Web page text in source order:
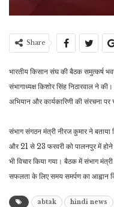
Share
भारतीय किसान संघ की बैठक समुत्कर्ष
संभागाध्यक्ष किशोर सिंह निठारवाल ने
अभियान और कार्यकारिणी की संरचना पर
संभाग संगठन मंत्री नीरज कुमार ने बताया
और 21 से 23 फरवरी को पालनपुर में होने
भी विचार किया गया। बैठक में संभाग
सफलता के लिए समय समर्पण का आह्वान
abtak hindi news